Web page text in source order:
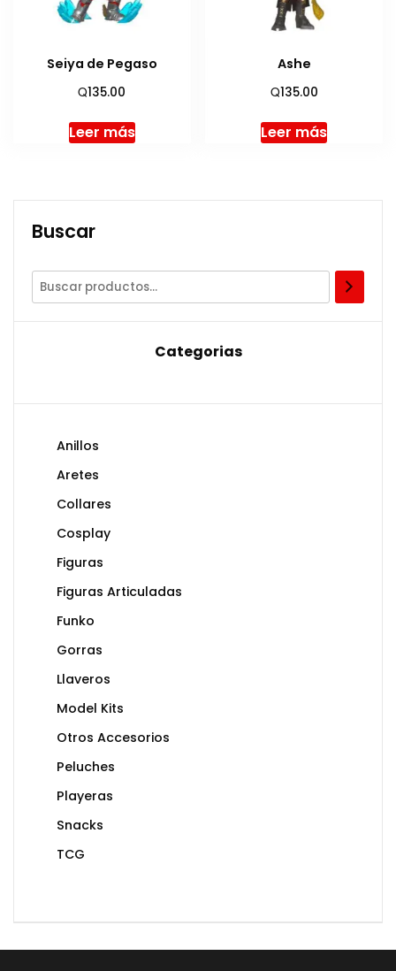
Seiya de Pegaso
Q135.00
Leer más
Ashe
Q135.00
Leer más
Buscar
Categorias
Anillos
Aretes
Collares
Cosplay
Figuras
Figuras Articuladas
Funko
Gorras
Llaveros
Model Kits
Otros Accesorios
Peluches
Playeras
Snacks
TCG